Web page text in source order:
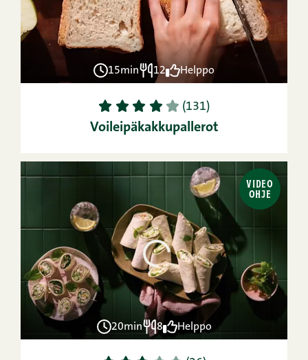
15min 12 Helppo
1 2 3 4 5 (131)
Voileipäkakkupallerot
VIDEO
OHJE
20min 8 Helppo